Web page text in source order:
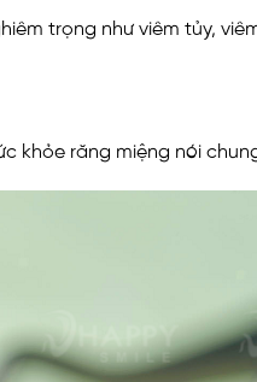
trọng như viêm tủy,
khỏe răng miệng nói